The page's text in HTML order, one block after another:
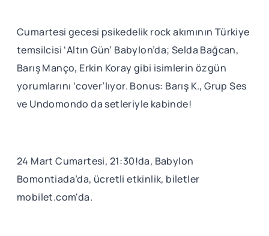
Cumartesi gecesi psikedelik rock akımının Türkiye
temsilcisi ‘Altın Gün’ Babylon’da; Selda Bağcan,
Barış Manço, Erkin Koray gibi isimlerin özgün
yorumlarını ‘cover’lıyor. Bonus: Barış K., Grup Ses
ve Undomondo da setleriyle kabinde!
24 Mart Cumartesi, 21:30!da, Babylon
Bomontiada’da, ücretli etkinlik, biletler
mobilet.com'da.